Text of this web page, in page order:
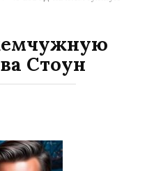
Стоун